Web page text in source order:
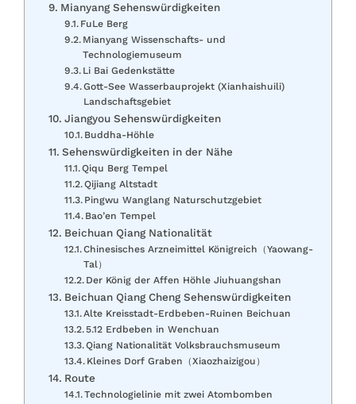
Mianyang Sehenswürdigkeiten
FuLe Berg
Mianyang Wissenschafts- und
Technologiemuseum
Li Bai Gedenkstätte
Gott-See Wasserbauprojekt (Xianhaishuili)
Landschaftsgebiet
Jiangyou Sehenswürdigkeiten
Buddha-Höhle
Sehenswürdigkeiten in der Nähe
Qiqu Berg Tempel
Qijiang Altstadt
Pingwu Wanglang Naturschutzgebiet
Bao’en Tempel
Beichuan Qiang Nationalität
Chinesisches Arzneimittel Königreich（Yaowang-
Tal）
Der König der Affen Höhle Jiuhuangshan
Beichuan Qiang Cheng Sehenswürdigkeiten
Alte Kreisstadt-Erdbeben-Ruinen Beichuan
5.12 Erdbeben in Wenchuan
Qiang Nationalität Volksbrauchsmuseum
Kleines Dorf Graben（Xiaozhaizigou）
Route
Technologielinie mit zwei Atombomben